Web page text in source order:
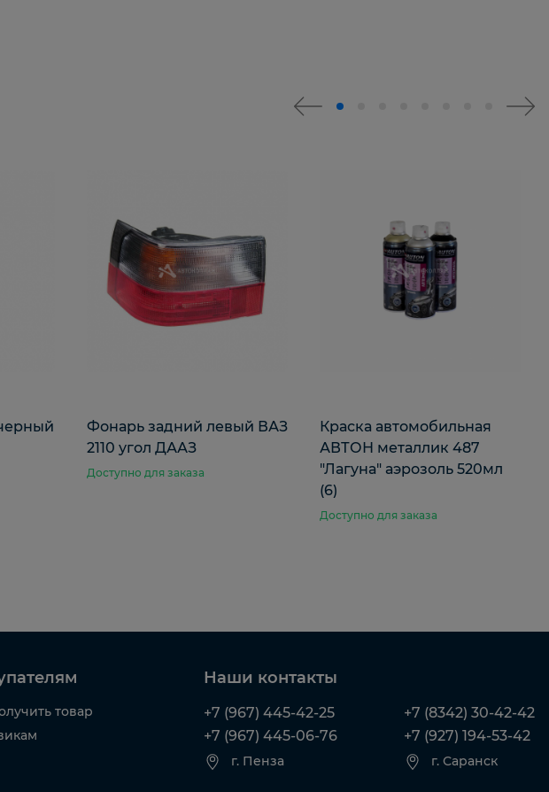
Фонарь задний левый ВАЗ
2110 угол ДААЗ
Доступно для заказа
Краска автомобильная
АВТОН металлик 487
"Лагуна" аэрозоль 520мл
(6)
Доступно для заказа
товар
Наши контакты
+7 (967) 445-42-25
+7 (967) 445-06-76
г. Пенза
+7 (8342) 30-42-42
+7 (927) 194-53-42
г. Саранск